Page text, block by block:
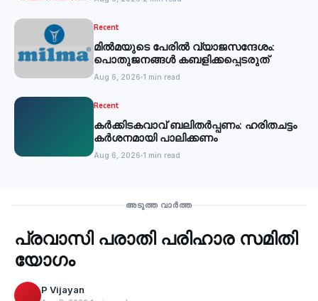
Recent
മില്‍മയുടെ പേരില്‍ വ്യാജസന്ദേശം:
പൊതുജനങ്ങള്‍ കബളിക്കപ്പെടരുത്
Aug 6, 2026 1 min read
Recent
കര്‍ക്കിടകവാവ് ബലിതര്‍പ്പണം: ഹരിതചട്ടം
കര്‍ശനമായി പാലിക്കണം
Aug 6, 2026 1 min read
അടുത്ത വാർത്ത
‹
പ്രവാസി പരാതി പരിഹാര സമിതി
യോഗം
P Vijayan